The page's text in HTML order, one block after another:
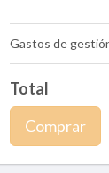
Gastos de
Total
Comprar